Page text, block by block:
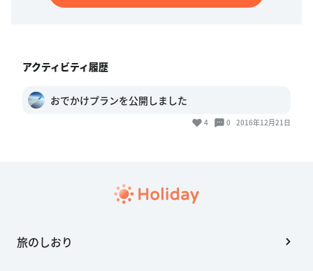
アクティビティ履歴
おでかけプランを公開しました
4 0 2016年12月21日
旅のしおり